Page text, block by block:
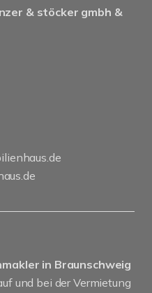
& stöcker gmbh &
in Braunschweig
und bei der Vermietung